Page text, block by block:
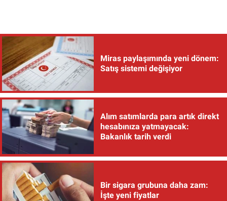
Miras paylaşımında yeni dönem:
Satış sistemi değişiyor
Alım satımlarda para artık direkt
hesabınıza yatmayacak:
Bakanlık tarih verdi
Bir sigara grubuna daha zam:
İşte yeni fiyatlar